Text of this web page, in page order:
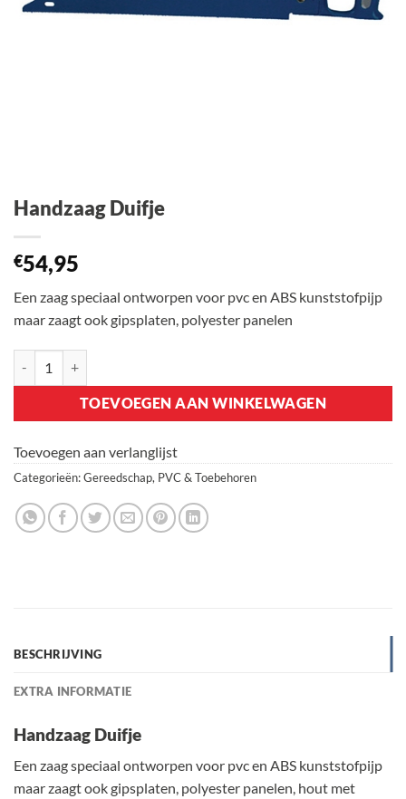
Handzaag Duifje
€54,95
Een zaag speciaal ontworpen voor pvc en ABS kunststofpijp
maar zaagt ook gipsplaten, polyester panelen
TOEVOEGEN AAN WINKELWAGEN
Toevoegen aan verlanglijst
Categorieën:Gereedschap, PVC & Toebehoren
BESCHRIJVING
EXTRA INFORMATIE
Handzaag Duifje
Een zaag speciaal ontworpen voor pvc en ABS kunststofpijp
maar zaagt ook gipsplaten, polyester panelen, hout met